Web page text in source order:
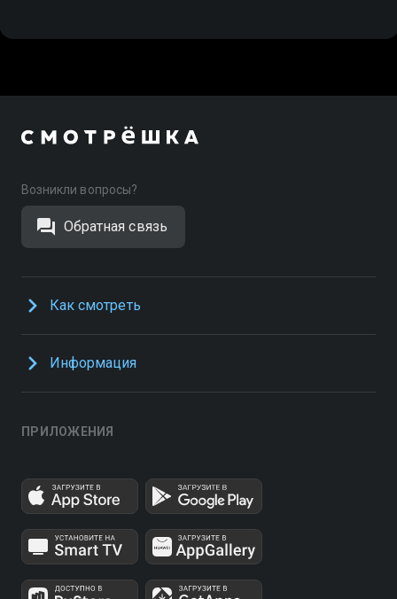
Возникли вопросы?
Обратная связь
Как смотреть
Информация
ПРИЛОЖЕНИЯ